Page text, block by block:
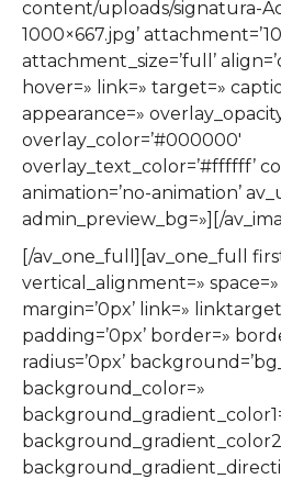
content/uploads/signatura-
1000×667.jpg’
attachment_size=’full’
hover=» link=» target=»
appearance=»
overlay_color=’#000000′
overlay_text_color=’#ffffff’
animation=’no-animation’
admin_preview_bg=»][/
[/av_one_full][av_one_full
vertical_alignment=»
margin=’0px’ link=»
padding=’0px’ border=»
radius=’0px’
background_color=»